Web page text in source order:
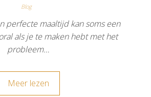
Blog
perfecte maaltijd kan soms een
als je te maken hebt met het
probleem…
Meer lezen